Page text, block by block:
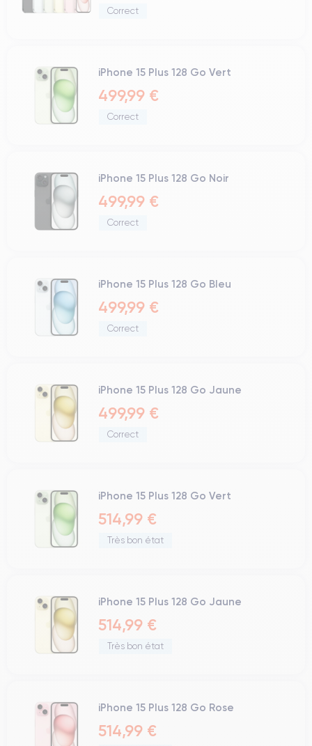
Correct
iPhone 15 Plus 128 Go Vert
499,99 €
Correct
iPhone 15 Plus 128 Go Noir
499,99 €
Correct
iPhone 15 Plus 128 Go Bleu
499,99 €
Correct
iPhone 15 Plus 128 Go Jaune
499,99 €
Correct
iPhone 15 Plus 128 Go Vert
514,99 €
Très bon état
iPhone 15 Plus 128 Go Jaune
514,99 €
Très bon état
iPhone 15 Plus 128 Go Rose
514,99 €